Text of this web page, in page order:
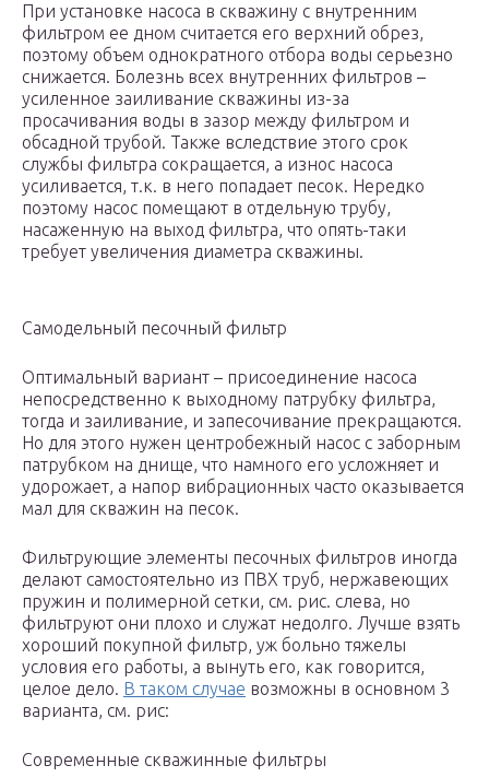
При установке насоса в скважину с внутренним
фильтром ее дном считается его верхний обрез,
поэтому объем однократного отбора воды серьезно
снижается. Болезнь всех внутренних фильтров –
усиленное заиливание скважины из-за
просачивания воды в зазор между фильтром и
обсадной трубой. Также вследствие этого срок
службы фильтра сокращается, а износ насоса
усиливается, т.к. в него попадает песок. Нередко
поэтому насос помещают в отдельную трубу,
насаженную на выход фильтра, что опять-таки
требует увеличения диаметра скважины.
Самодельный песочный фильтр
Оптимальный вариант – присоединение насоса
непосредственно к выходному патрубку фильтра,
тогда и заиливание, и запесочивание прекращаются.
Но для этого нужен центробежный насос с заборным
патрубком на днище, что намного его усложняет и
удорожает, а напор вибрационных часто оказывается
мал для скважин на песок.
Фильтрующие элементы песочных фильтров иногда
делают самостоятельно из ПВХ труб, нержавеющих
пружин и полимерной сетки, см. рис. слева, но
фильтруют они плохо и служат недолго. Лучше взять
хороший покупной фильтр, уж больно тяжелы
условия его работы, а вынуть его, как говорится,
целое дело. В таком случае возможны в основном 3
варианта, см. рис:
Современные скважинные фильтры